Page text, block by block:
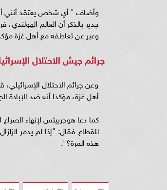
وأضاف " أي شخص يعتقد أنني
جدير بالذكر أن العالم
وعبر عن تعاطفه مع أهل غزة
جرائم جيش الاحتلال
وعن جرائم الاحتلال
أهل غزة، مؤكدًا أنه ضد الإبادة
كما دعا هوجربيتس لإنهاء
للقطاع فقال: "إذا لم يدمر
هذه المرة؟".